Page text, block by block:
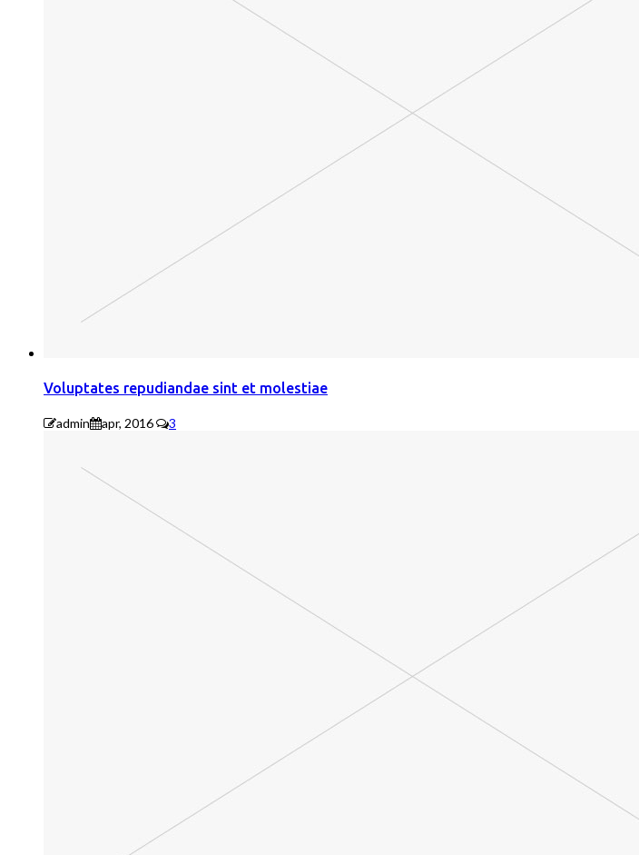
Voluptates repudiandae sint et molestiae
admin apr, 2016 3